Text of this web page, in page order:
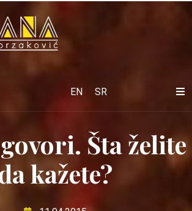
EN SR
Šta želite
kažete?